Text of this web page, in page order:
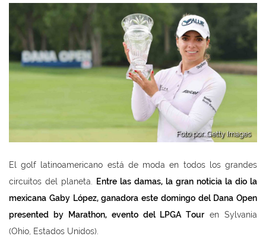
Foto por: Getty Images
El golf latinoamericano está de moda en todos los grandes
circuitos del planeta.
Entre las damas, la gran noticia la dio la
mexicana Gaby López, ganadora este domingo del Dana Open
presented by Marathon, evento del LPGA Tour en Sylvania
(Ohio, Estados Unidos).